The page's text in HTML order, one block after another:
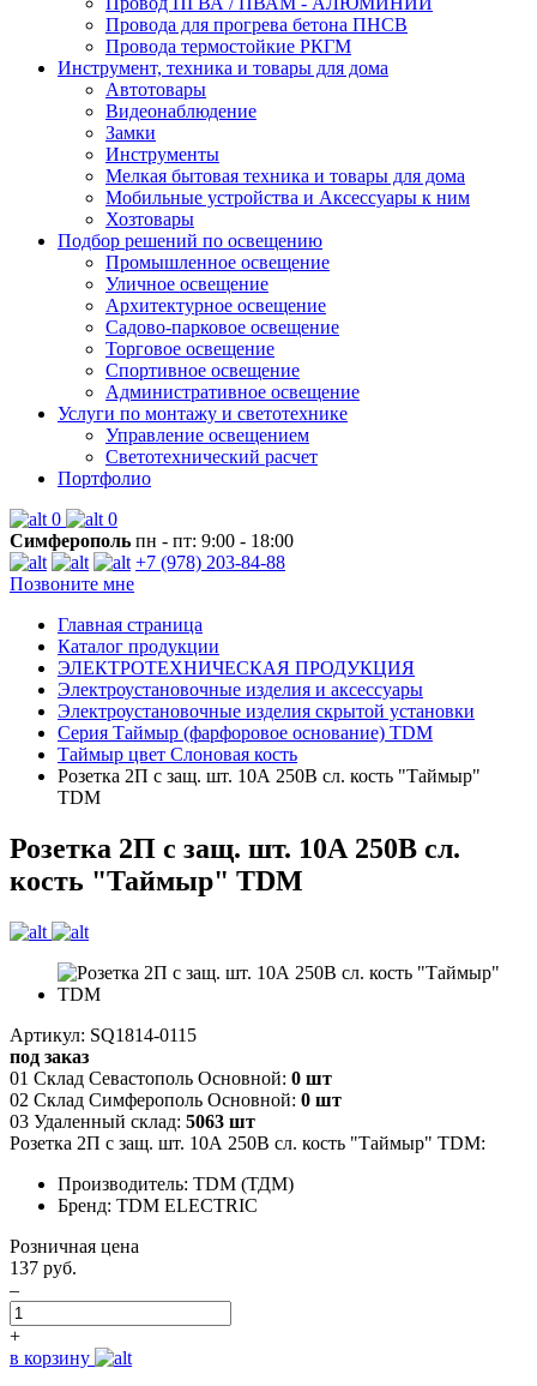
Провода для прогрева бетона ПНСВ
Провода термостойкие РКГМ
Инструмент, техника и товары для дома
Автотовары
Видеонаблюдение
Замки
Инструменты
Мелкая бытовая техника и товары для дома
Мобильные устройства и Аксессуары к ним
Хозтовары
Подбор решений по освещению
Промышленное освещение
Уличное освещение
Архитектурное освещение
Садово-парковое освещение
Торговое освещение
Спортивное освещение
Административное освещение
Услуги по монтажу и светотехнике
Управление освещением
Светотехнический расчет
Портфолио
0
0
Симферополь пн - пт: 9:00 - 18:00
+7 (978) 203-84-88
Позвоните мне
Главная страница
Каталог продукции
ЭЛЕКТРОТЕХНИЧЕСКАЯ ПРОДУКЦИЯ
Электроустановочные изделия и аксессуары
Электроустановочные изделия скрытой установки
Серия Таймыр (фарфоровое основание) TDM
Таймыр цвет Слоновая кость
Розетка 2П с защ. шт. 10А 250В сл. кость "Таймыр"
TDM
Розетка 2П с защ. шт. 10А 250В сл.
кость "Таймыр" TDM
Артикул: SQ1814-0115
под заказ
01 Склад Севастополь Основной: 0 шт
02 Склад Симферополь Основной: 0 шт
03 Удаленный склад: 5063 шт
Розетка 2П с защ. шт. 10А 250В сл. кость "Таймыр" TDM:
Производитель: TDM (ТДМ)
Бренд: TDM ELECTRIC
Розничная цена
137 руб.
–
+
в корзину